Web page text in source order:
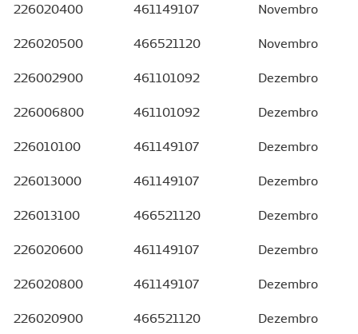
226020400 461149107 Novembro
226020500 466521120 Novembro
226002900 461101092 Dezembro
226006800 461101092 Dezembro
226010100 461149107 Dezembro
226013000 461149107 Dezembro
226013100 466521120 Dezembro
226020600 461149107 Dezembro
226020800 461149107 Dezembro
226020900 466521120 Dezembro